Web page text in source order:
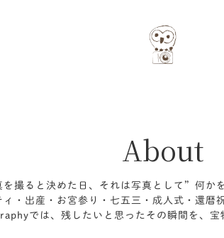
About
を撮ると決めた日、それは写真として”何か
ィ・出産・お宮参り・七五三・成人式・還
では、残したいと思ったその瞬間を、宝